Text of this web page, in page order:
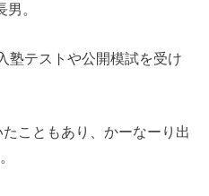
。
塾テストや公開模試を受け
たこともあり、かーなーり出